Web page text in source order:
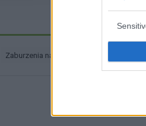
zaburzenia nastroju